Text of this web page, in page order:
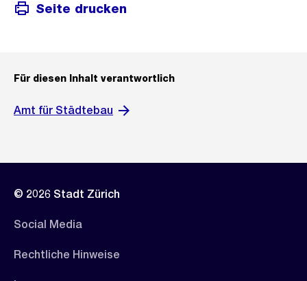
Seite drucken
Für diesen Inhalt verantwortlich
Amt für Städtebau
© 2026 Stadt Zürich
Social Media
Rechtliche Hinweise